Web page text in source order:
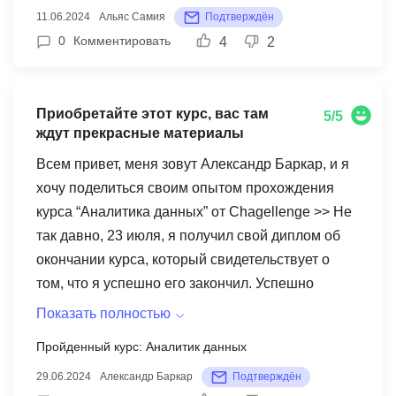
анализировать большие базы данных. Также
данная программа помогла мне в решении
2022 P&G). Также благодаря курсу научилась
структурировать рутинные задачи. Помимо
этого, блок по soft skills помог мне развить
навыки, необходимые для собеседований.
Благодаря программе я прошла на стажировку в
известный банк. Все блоки данного курса очень
полезны как для решения повседневных задач,
так и бизнес-кейсов. Для меня очень полезным
стало освоение SQL. Новые навыки открыли
компании. Также очень полезным был блок
«Структурированное мышление», который
11.06.2024 Альяс Самия Подтверждён
0 Комментировать 4 2
Приобретайте этот курс, вас там
ждут прекрасные материалы
5/5
Всем привет, меня зовут Александр Баркар, и я
хочу поделиться своим опытом прохождения
курса “Аналитика данных” от Chagellenge >> Не
так давно, 23 июля, я получил свой диплом об
окончании курса, который свидетельствует о
том, что я успешно его закончил. Успешно
освоил такие инструменты как Excel, SQL,
финансов, основы маркетинговой аналитики.
Все это, а также достаточно подробный и
Показать полностью
Пройденный курс: Аналитик данных
29.06.2024 Александр Баркар Подтверждён